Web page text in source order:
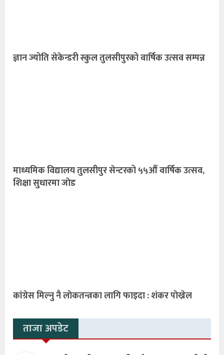
ज्ञान ज्योति सेकेन्डरी स्कुल तुलसीपुरको वार्षिक उत्सव सम्पन्न
माध्यमिक विद्यालय तुलसीपुर सेन्टरको ५५औँ वार्षिक उत्सव,
शिक्षा सुधारमा जाेड
कांग्रेस मिल्नु नै लाेकतन्त्रका लागि फाइदा : शंकर पाेख्रेल
ताजा अपडेट